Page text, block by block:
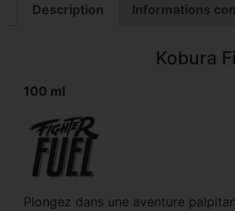
Description Informations
Kobura
100 ml
Plongez dans une aventure